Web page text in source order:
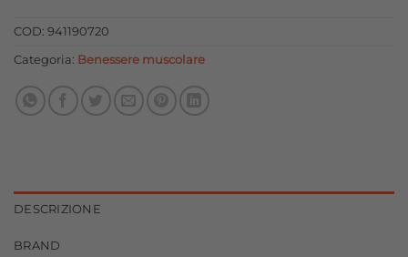
era:
17,10 €.
COD: 941190720
Categoria: Benessere muscolare
DESCRIZIONE
BRAND